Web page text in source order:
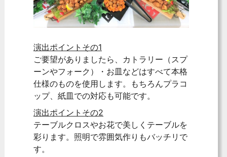
演出ポイントその1
ご要望がありましたら、カトラリー（スプ
ーンやフォーク）・お皿などはすべて本格
仕様のものを使用します。もちろんプラコ
ップ、紙皿での対応も可能です。
演出ポイントその2
テーブルクロスやお花で美しくテーブルを
彩ります。照明で雰囲気作りもバッチリで
す。